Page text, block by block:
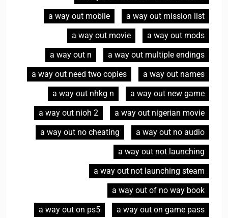
a way out mission list
a way out mobile
a way out mods
a way out movie
a way out multiple endings
a way out n
a way out names
a way out need two copies
a way out new game
a way out nhkg n
a way out nigerian movie
a way out nioh 2
a way out no audio
a way out no cheating
a way out not launching
a way out not launching steam
a way out of no way book
a way out on game pass
a way out on ps5